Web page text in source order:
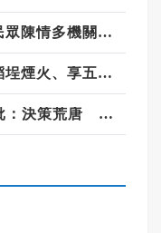
廢土填海恐滅台灣白海豚！民眾陳情多機關慘收「罐頭文」 網怒轟：骯髒政府
愛在圓山 幸福相聚！看大稻埕煙火、享五星美饌、收藏浪漫七夕夜
慈濟被騙逾10億元 張景森批：決策荒唐 缺乏嚴謹程序